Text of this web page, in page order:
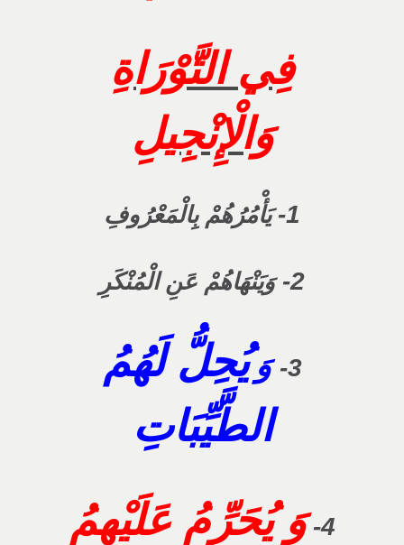
فِي التَّوْرَاةِ
وَالْإِنْجِيلِ
يَأْمُرُهُمْ بِالْمَعْرُوفِ
2- وَيَنْهَاهُمْ عَنِ الْمُنْكَرِ
3- وَيُحِلُّ لَهُمُ
الطَّيِّبَاتِ
4- وَ يُحَرِّمُ عَلَيْهِمُ